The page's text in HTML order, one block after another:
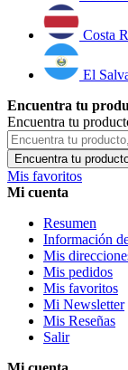
Costa
El
Encuentra tu
Encuentra tu
Encuentra tu
Mis favoritos
Mi cuenta
Resumen
Información
Mis
Mis pedidos
Mis favoritos
Mi Newsletter
Mis Reseñas
Salir